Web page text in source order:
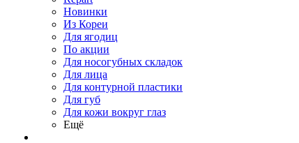
Новинки
Из Кореи
Для ягодиц
По акции
Для носогубных складок
Для лица
Для контурной пластики
Для губ
Для кожи вокруг глаз
Ещё